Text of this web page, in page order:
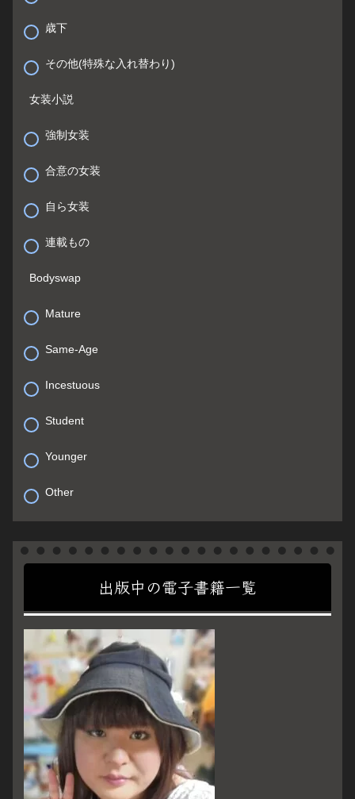
歳下
その他(特殊な入れ替わり)
女装小説
強制女装
合意の女装
自ら女装
連載もの
Bodyswap
Mature
Same-Age
Incestuous
Student
Younger
Other
出版中の電子書籍一覧